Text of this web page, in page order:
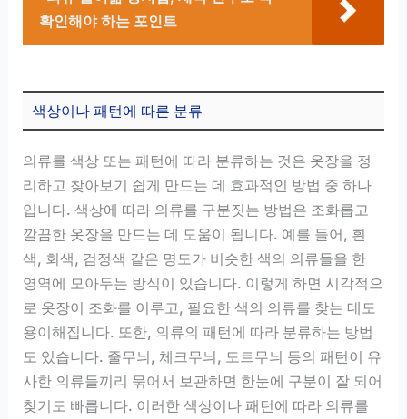
확인해야 하는 포인트
색상이나 패턴에 따른 분류
의류를 색상 또는 패턴에 따라 분류하는 것은 옷장을 정
리하고 찾아보기 쉽게 만드는 데 효과적인 방법 중 하나
입니다. 색상에 따라 의류를 구분짓는 방법은 조화롭고
깔끔한 옷장을 만드는 데 도움이 됩니다. 예를 들어, 흰
색, 회색, 검정색 같은 명도가 비슷한 색의 의류들을 한
영역에 모아두는 방식이 있습니다. 이렇게 하면 시각적으
로 옷장이 조화를 이루고, 필요한 색의 의류를 찾는 데도
용이해집니다. 또한, 의류의 패턴에 따라 분류하는 방법
도 있습니다. 줄무늬, 체크무늬, 도트무늬 등의 패턴이 유
사한 의류들끼리 묶어서 보관하면 한눈에 구분이 잘 되어
찾기도 빠릅니다. 이러한 색상이나 패턴에 따라 의류를